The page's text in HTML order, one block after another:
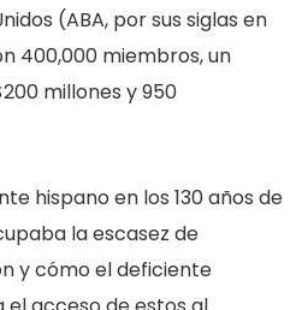
(ABA, por sus siglas en
400,000 miembros, un
millones y 950
hispano en los 130 años de
la escasez de
y cómo el deficiente